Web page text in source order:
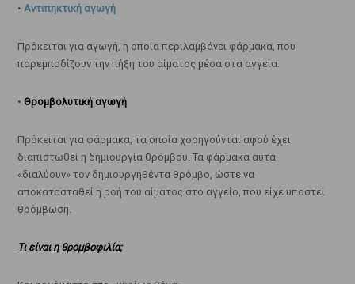
• Αντιπηκτική αγωγή
Πρόκειται για αγωγή, η οποία περιλαμβάνει φάρμακα, που
παρεμποδίζουν την πήξη του αίματος μέσα στα αγγεία.
• Θρομβολυτική αγωγή
Πρόκειται για φάρμακα, τα οποία χορηγούνται αφού έχει
διαπιστωθεί η δημιουργία θρόμβου. Τα φάρμακα αυτά
«διαλύουν» τον δημιουργηθέντα θρόμβο, ώστε να
αποκατασταθεί η ροή του αίματος στο αγγείο, που είχε υποστεί
θρόμβωση.
Τι είναι η θρομβοφιλία;